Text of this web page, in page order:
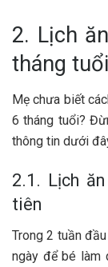
2. Lịch
tháng tuổi
Mẹ chưa biết
6 tháng tuổi?
thông tin dưới
2.1. Lịch
tiên
Trong 2 tuần
ngày để bé làm